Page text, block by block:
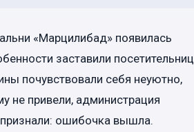
«Марцилибад» появилась
заставили посетительниц
почувствовали себя неуютно,
не привели, администрация
ошибочка вышла.